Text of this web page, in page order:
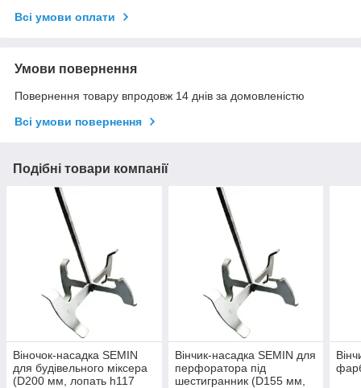
Всі умови оплати
Умови повернення
Повернення товару впродовж 14 днів за домовленістю
Всі умови повернення
Подібні товари компанії
Віночок-насадка SEMIN
для будівельного міксера
(D200 мм, лопать h117
Вінчик-насадка SEMIN для
перфоратора під
шестигранник (D155 мм,